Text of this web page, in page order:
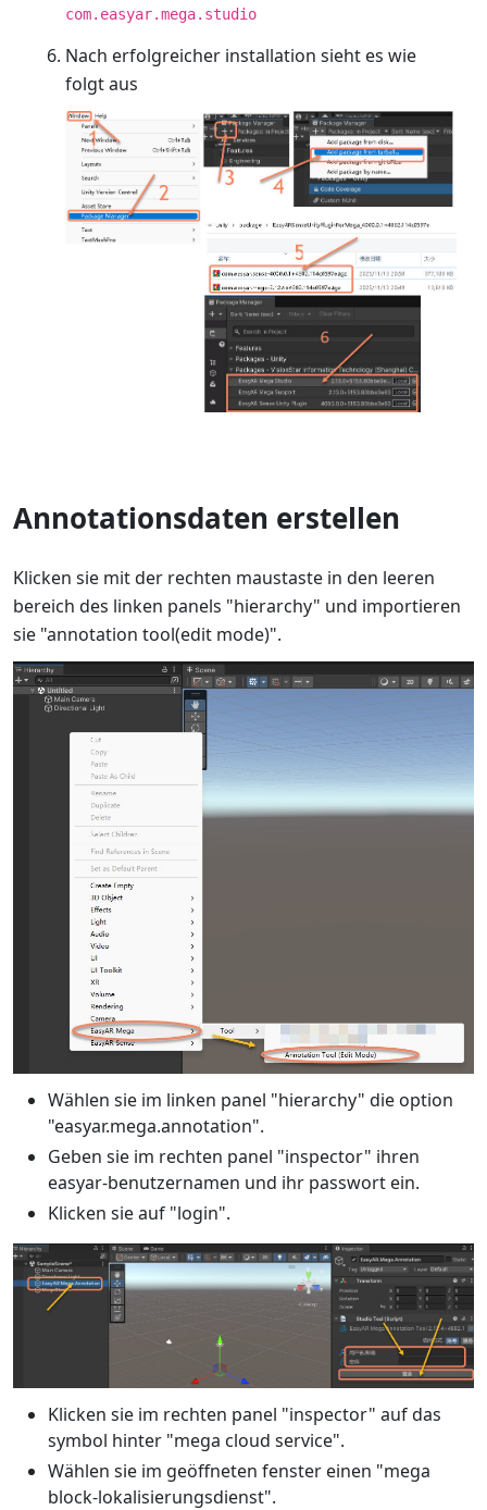
com.easyar.mega.studio
Nach erfolgreicher installation sieht es wie
folgt aus
Annotationsdaten erstellen
Klicken sie mit der rechten maustaste in den leeren
bereich des linken panels "hierarchy" und importieren
sie "annotation tool(edit mode)".
Wählen sie im linken panel "hierarchy" die option
"easyar.mega.annotation".
Geben sie im rechten panel "inspector" ihren
easyar-benutzernamen und ihr passwort ein.
Klicken sie auf "login".
Klicken sie im rechten panel "inspector" auf das
symbol hinter "mega cloud service".
Wählen sie im geöffneten fenster einen "mega
block-lokalisierungsdienst".